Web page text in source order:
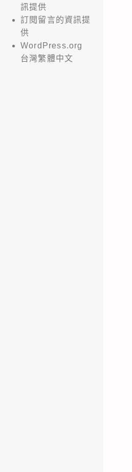
訊提供
訂閱留言的資訊提
供
WordPress.org
台灣繁體中文